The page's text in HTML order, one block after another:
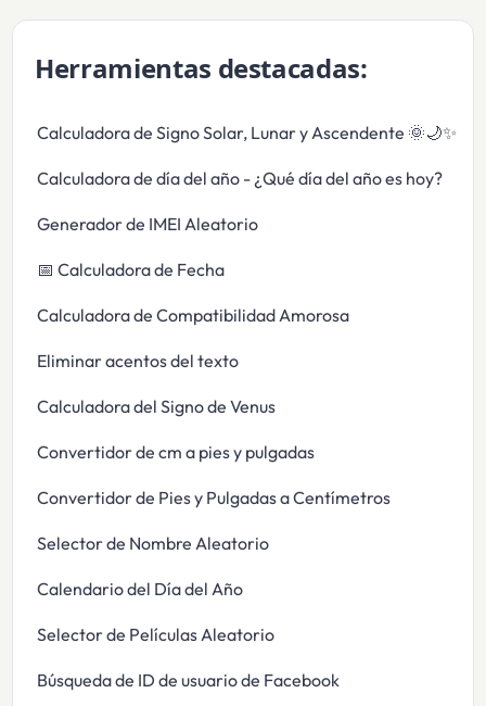
Herramientas destacadas:
Calculadora de Signo Solar, Lunar y Ascendente 🌞🌙✨
Calculadora de día del año - ¿Qué día del año es hoy?
Generador de IMEI Aleatorio
📅 Calculadora de Fecha
Calculadora de Compatibilidad Amorosa
Eliminar acentos del texto
Calculadora del Signo de Venus
Convertidor de cm a pies y pulgadas
Convertidor de Pies y Pulgadas a Centímetros
Selector de Nombre Aleatorio
Calendario del Día del Año
Selector de Películas Aleatorio
Búsqueda de ID de usuario de Facebook